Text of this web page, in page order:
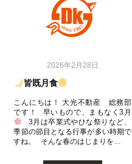
2026年2月28日
皆既月食
こんにちは！ 大光不動産 総務部
です！ 早いもので、まもなく3月
3月は卒業式やひな祭りなど、
季節の節目となる行事が多い時期で
すね。 そんな春のはじまりを…